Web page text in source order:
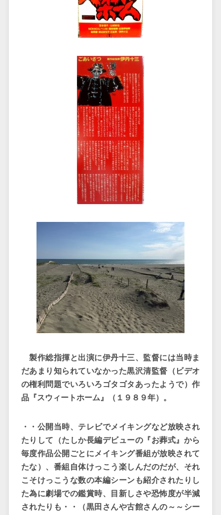
製作総指揮と出演に伊丹十三、監督には当時ま
だあまり知られていなかった黒沢清監督（ビデオ
の権利問題でいろいろゴタゴタあったようで）作
品『スウィートホーム』（１９８９年）。
・・公開当時、テレビでメイキングなど放映され
たりして（たしか長編デビューの『お葬式』から
毎度作品公開ごとにメイキング番組が放映されて
たな）、番組自体けっこう楽しんだのだが、それ
こそけっこうな数の本編シーンも紹介されたりし
た為に劇場での鑑賞時、目新しさや恐怖度が半減
されたりも・・（黒田さんや古館さんの～～シー